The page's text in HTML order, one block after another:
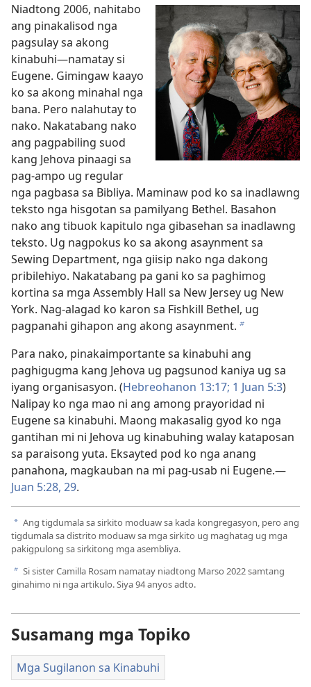
Niadtong 2006, nahitabo
ang pinakalisod nga
pagsulay sa akong
kinabuhi—namatay si
Eugene. Gimingaw kaayo
ko sa akong minahal nga
bana. Pero nalahutay to
nako. Nakatabang nako
ang pagpabiling suod
kang Jehova pinaagi sa
pag-ampo ug regular
nga pagbasa sa Bibliya. Maminaw pod ko sa inadlawng
teksto nga hisgotan sa pamilyang Bethel. Basahon
nako ang tibuok kapitulo nga gibasehan sa inadlawng
teksto. Ug nagpokus ko sa akong asaynment sa
Sewing Department, nga giisip nako nga dakong
pribilehiyo. Nakatabang pa gani ko sa paghimog
kortina sa mga Assembly Hall sa New Jersey ug New
York. Nag-alagad ko karon sa Fishkill Bethel, ug
pagpanahi gihapon ang akong asaynment. b
Para nako, pinakaimportante sa kinabuhi ang
paghigugma kang Jehova ug pagsunod kaniya ug sa
iyang organisasyon. (Hebreohanon 13:17; 1 Juan 5:3)
Nalipay ko nga mao ni ang among prayoridad ni
Eugene sa kinabuhi. Maong makasalig gyod ko nga
gantihan mi ni Jehova ug kinabuhing walay kataposan
sa paraisong yuta. Eksayted pod ko nga anang
panahona, magkauban na mi pag-usab ni Eugene.—
Juan 5:28, 29.
a Ang tigdumala sa sirkito moduaw sa kada kongregasyon, pero ang
tigdumala sa distrito moduaw sa mga sirkito ug maghatag ug mga
pakigpulong sa sirkitong mga asembliya.
b Si sister Camilla Rosam namatay niadtong Marso 2022 samtang
ginahimo ni nga artikulo. Siya 94 anyos adto.
Susamang mga Topiko
Mga Sugilanon sa Kinabuhi